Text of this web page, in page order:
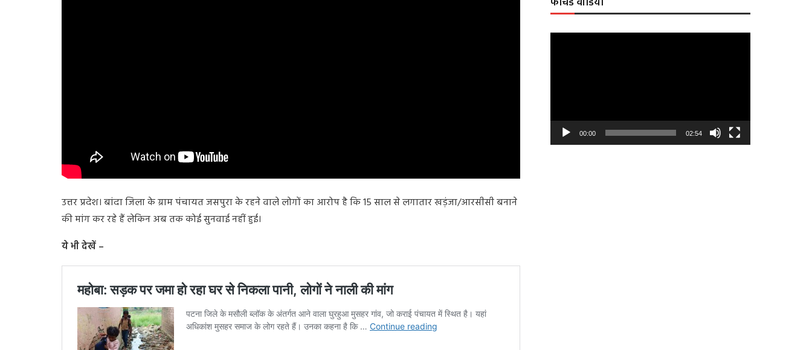
उत्तर प्रदेश। बांदा जिला के ग्राम पंचायत जसपुरा के रहने वाले लोगों का आरोप है कि 15 साल से लगातार खड़ंजा/आरसीसी बनाने
की मांग कर रहे हैं लेकिन अब तक कोई सुनवाई नहीं हुई।
ये भी देखें –
00:00 02:54